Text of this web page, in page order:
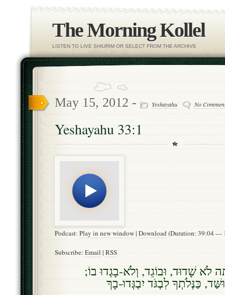
The Morning Kollel
LISTEN TO LIVE SHIURIM OR SELECT FROM THE ARCHIVE
May 15, 2012 - Yeshayahu No
Yeshayahu 33:1
Podcast: Play in new window| Download (Duration: 39:04 —
Subscribe: Email | RSS
לֹא שָׁדוּד, וּבוֹגֵד, וְלֹא-בָגְדוּ בוֹ;
כַּנְּלֹתְךָ לִבְגֹּד יִבְגְּדוּ-בָךְ